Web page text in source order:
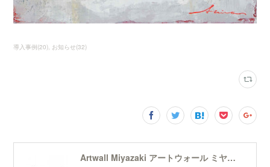
導入事例(20) お知らせ(32)
Artwall Miyazaki アートウォール ミヤザキ